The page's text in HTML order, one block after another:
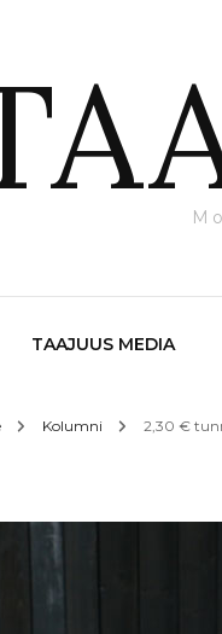
TAAJUUS MEDIA
Kolumni 2,30 €